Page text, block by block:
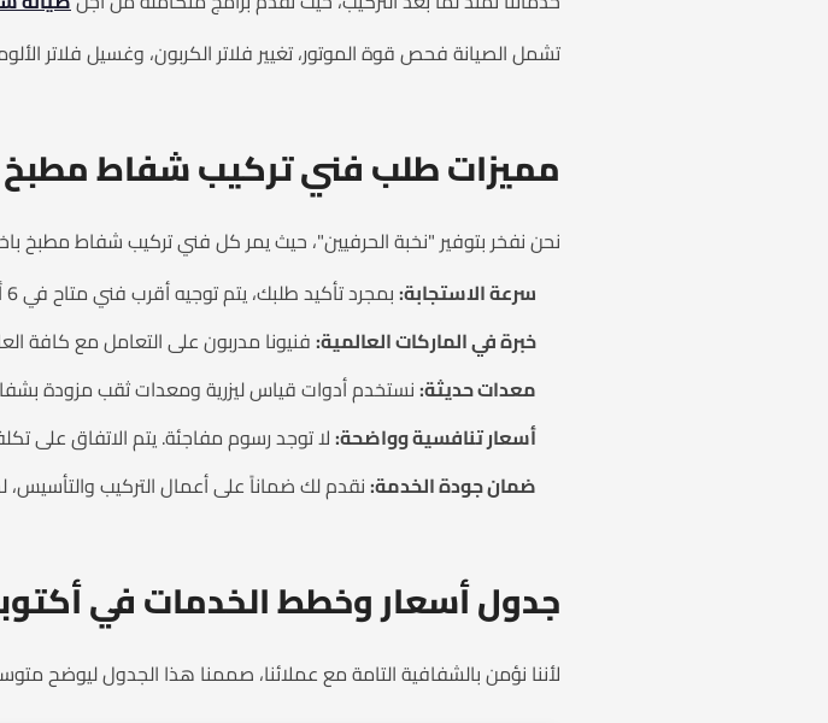
تشمل الصيانة فحص قوة الموتور، تغيير فلاتر الكربون، وغسيل فلاتر
مميزات طلب فني تركيب شفاط مطبخ
نحن نفخر بتوفير "نخبة الحرفيين"، حيث يمر كل فني تركيب شفاط مطبخ
سرعة الاستجابة:بمجرد تأكيد طلبك، يتم توجيه أقرب فني متاح في 6 أكتوبر أو الشيخ زايد للوصول إليك في أسرع وقت.
خبرة في الماركات العالمية:فنيونا مدربون على التعامل مع كافة
معدات حديثة:نستخدم أدوات قياس ليزرية ومعدات ثقب مزودة
أسعار تنافسية وواضحة:لا توجد رسوم مفاجئة. يتم الاتفاق على
ضمان جودة الخدمة:نقدم لك ضماناً على أعمال التركيب
جدول أسعار وخطط الخدمات في
لأننا نؤمن بالشفافية التامة مع عملائنا، صممنا هذا الجدول ليوضح